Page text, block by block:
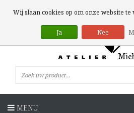
MENU
Wij slaan cookies op om onze website
Ja Nee